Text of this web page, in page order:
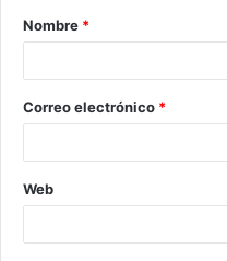
Nombre *
Correo electrónico *
Web